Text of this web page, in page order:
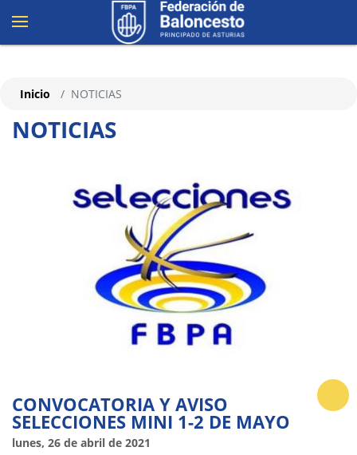
NOTICIAS
Inicio NOTICIAS
CONVOCATORIA Y AVISO
SELECCIONES MINI 1-2 DE MAYO
lunes, 26 de abril de 2021